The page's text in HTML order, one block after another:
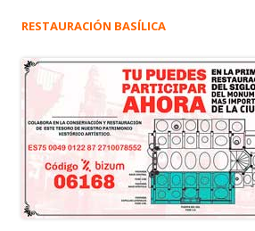
RESTAURACIÓN BASÍLICA